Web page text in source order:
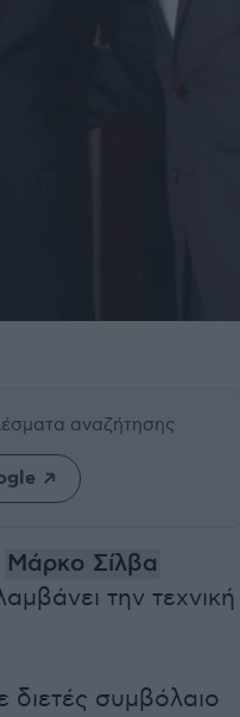
αναζήτησης
Μάρκο Σίλβα
την τεχνική
συμβόλαιο